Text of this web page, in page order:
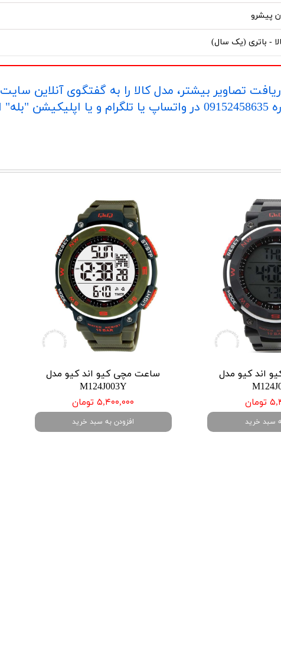
پیشرو
- باتری (یک سال)
تصاویر بیشتر، مدل کالا را به گفتگوی آنلاین سایت
اند کیو مدل
سبد خرید
ساعت مچی کیو اند کیو مدل
M124J003Y
۵,۴۰۰,۰۰۰ تومان
افزودن به سبد خرید